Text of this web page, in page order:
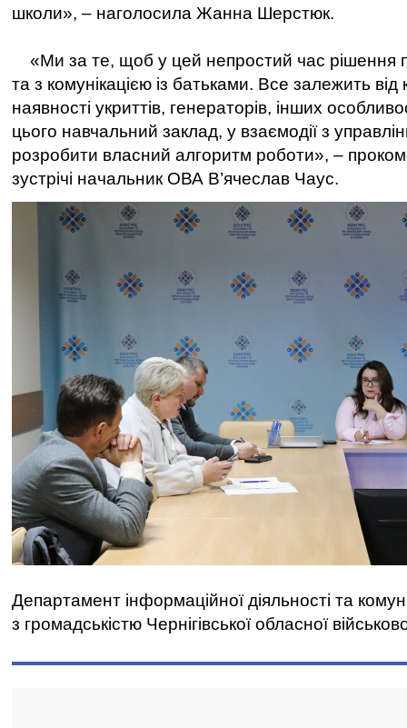
школи», – наголосила Жанна Шерстюк.
«Ми за те, щоб у цей непростий час рішення
та з комунікацією із батьками. Все залежить від
наявності укриттів, генераторів, інших
цього навчальний заклад, у взаємодії з
розробити власний алгоритм роботи», –
зустрічі начальник ОВА В’ячеслав Чаус.
Департамент інформаційної діяльності та
з громадськістю Чернігівської обласної